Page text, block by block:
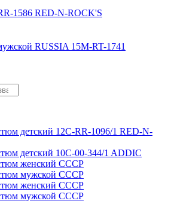
1586 RED-N-ROCK'S
RUSSIA 15M-RT-1741
детский 12C-RR-1096/1 RED-N-
детский 10C-00-344/1 ADDIC
женский СССР
мужской СССР
женский СССР
мужской СССР